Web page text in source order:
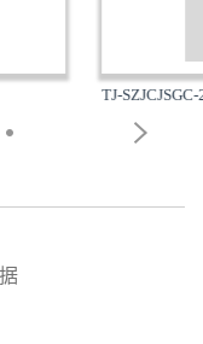
于印发《天津市房屋建筑